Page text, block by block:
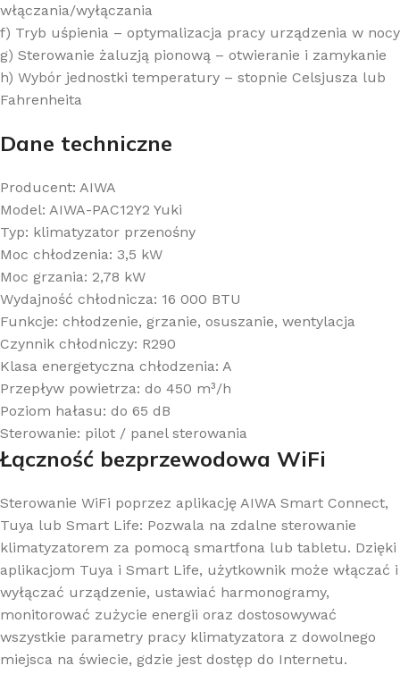
włączania/wyłączania
f) Tryb uśpienia – optymalizacja pracy urządzenia w nocy
g) Sterowanie żaluzją pionową – otwieranie i zamykanie
h) Wybór jednostki temperatury – stopnie Celsjusza lub
Fahrenheita
Dane techniczne
Producent: AIWA
Model: AIWA-PAC12Y2 Yuki
Typ: klimatyzator przenośny
Moc chłodzenia: 3,5 kW
Moc grzania: 2,78 kW
Wydajność chłodnicza: 16 000 BTU
Funkcje: chłodzenie, grzanie, osuszanie, wentylacja
Czynnik chłodniczy: R290
Klasa energetyczna chłodzenia: A
Przepływ powietrza: do 450 m³/h
Poziom hałasu: do 65 dB
Sterowanie: pilot / panel sterowania
Łączność bezprzewodowa WiFi
Sterowanie WiFi poprzez aplikację AIWA Smart Connect,
Tuya lub Smart Life: Pozwala na zdalne sterowanie
klimatyzatorem za pomocą smartfona lub tabletu. Dzięki
aplikacjom Tuya i Smart Life, użytkownik może włączać i
wyłączać urządzenie, ustawiać harmonogramy,
monitorować zużycie energii oraz dostosowywać
wszystkie parametry pracy klimatyzatora z dowolnego
miejsca na świecie, gdzie jest dostęp do Internetu.